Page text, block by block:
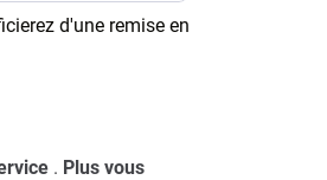
d'une remise en
. Plus vous